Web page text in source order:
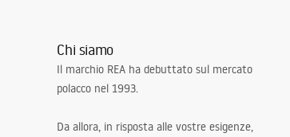
Chi siamo
Il marchio REA ha debuttato sul mercato
polacco nel 1993.
Da allora, in risposta alle vostre esigenze,